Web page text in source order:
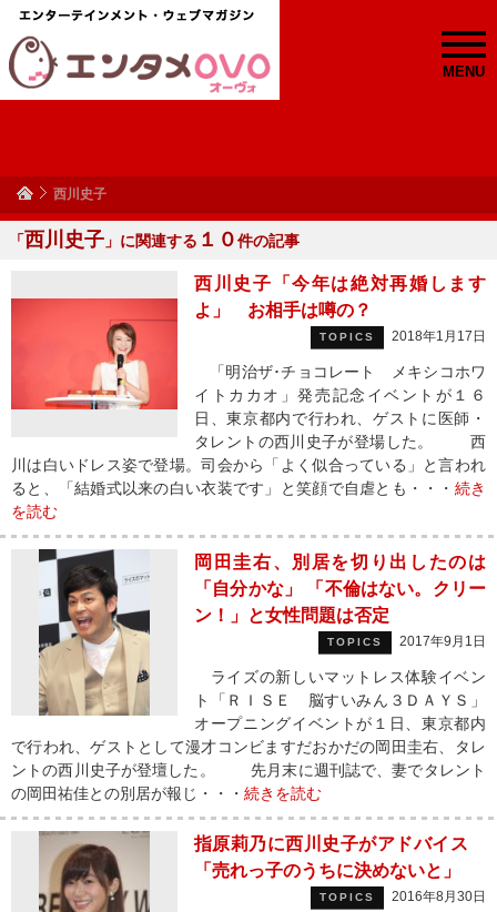
MENU
西川史子
「西川史子 」に関連する １０件の記事
西川史子「今年は絶対再婚します
よ」 お相手は噂の？
TOPICS 2018年1月17日
「明治ザ･チョコレート メキシコホワ
イトカカオ」発売記念イベントが１６
日、東京都内で行われ、ゲストに医師・
タレントの西川史子が登場した。 西
川は白いドレス姿で登場。司会から「よく似合っている」と言われ
ると、「結婚式以来の白い衣装です」と笑顔で自虐とも・・・ 続き
を読む
岡田圭右、別居を切り出したのは
「自分かな」 「不倫はない。クリー
ン！」と女性問題は否定
TOPICS 2017年9月1日
ライズの新しいマットレス体験イベン
ト「ＲＩＳＥ 脳すいみん３ＤＡＹＳ」
オープニングイベントが１日、東京都内
で行われ、ゲストとして漫才コンビますだおかだの岡田圭右、タレ
ントの西川史子が登壇した。 先月末に週刊誌で、妻でタレント
の岡田祐佳との別居が報じ・・・ 続きを読む
指原莉乃に西川史子がアドバイス
「売れっ子のうちに決めないと」
TOPICS 2016年8月30日